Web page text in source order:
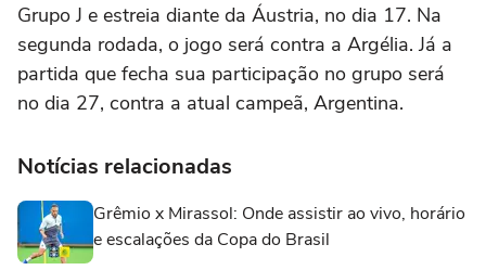
Grupo J e estreia diante da Áustria, no dia 17. Na
segunda rodada, o jogo será contra a Argélia. Já a
partida que fecha sua participação no grupo será
no dia 27, contra a atual campeã, Argentina.
Notícias relacionadas
Grêmio x Mirassol: Onde assistir ao vivo, horário
e escalações da Copa do Brasil